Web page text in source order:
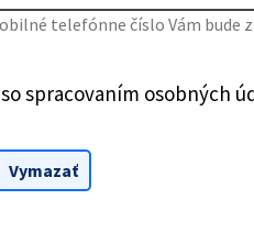
telefónne číslo Vám bude
spracovaním osobných